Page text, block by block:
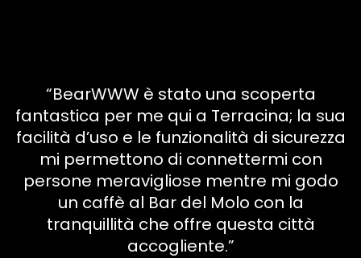
“BearWWW è stato una scoperta
fantastica per me qui a Terracina; la sua
facilità d’uso e le funzionalità di sicurezza
mi permettono di connettermi con
persone meravigliose mentre mi godo
un caffè al Bar del Molo con la
tranquillità che offre questa città
accogliente.”